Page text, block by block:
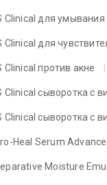
Clinical для умывания
Clinical для
Clinical против акне
Clinical сыворотка с
Clinical сыворотка с
Heal Serum
Moisture